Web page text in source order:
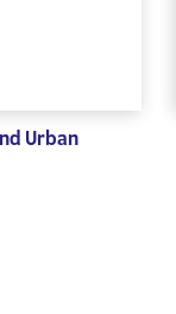
Urban